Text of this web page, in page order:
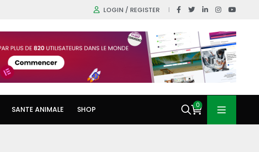
LOGIN / REGISTER
SANTE ANIMALE SHOP 0